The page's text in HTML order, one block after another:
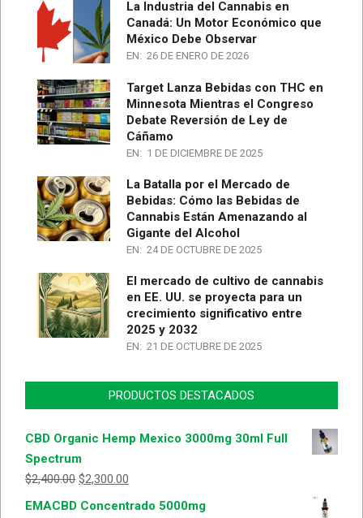
La Industria del Cannabis en
Canadá: Un Motor Económico que
México Debe Observar
EN: 26 DE ENERO DE 2026
Target Lanza Bebidas con THC en
Minnesota Mientras el Congreso
Debate Reversión de Ley de
Cáñamo
EN: 1 DE DICIEMBRE DE 2025
La Batalla por el Mercado de
Bebidas: Cómo las Bebidas de
Cannabis Están Amenazando al
Gigante del Alcohol
EN: 24 DE OCTUBRE DE 2025
El mercado de cultivo de cannabis
en EE. UU. se proyecta para un
crecimiento significativo entre
2025 y 2032
EN: 21 DE OCTUBRE DE 2025
PRODUCTOS DESTACADOS
CBD Organic Hemp Mexico 3000mg 30ml Full
Spectrum
$2,400.00 $2,300.00
EMACBD Concentrado 5000mg